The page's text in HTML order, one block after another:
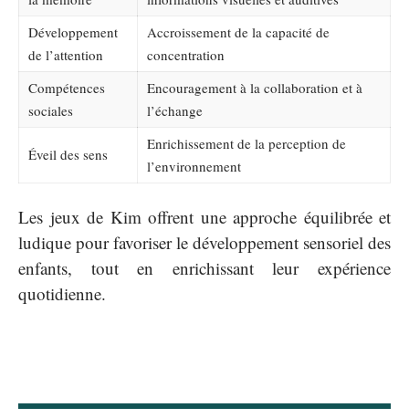
Développement
de l’attention
Accroissement de la capacité de
concentration
Compétences
sociales
Encouragement à la collaboration et à
l’échange
Éveil des sens
Enrichissement de la perception de
l’environnement
Les jeux de Kim offrent une approche équilibrée et
ludique pour favoriser le développement sensoriel des
enfants, tout en enrichissant leur expérience
quotidienne.